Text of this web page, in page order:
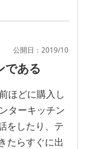
公開日：2019/10
ある
ほどに購入し
ターキッチン
をしたり、テ
たらすぐに出